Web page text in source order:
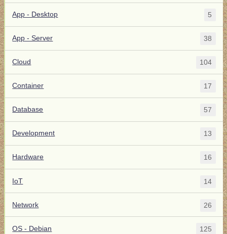
App - Desktop 5
App - Server 38
Cloud 104
Container 17
Database 57
Development 13
Hardware 16
IoT 14
Network 26
OS - Debian 125